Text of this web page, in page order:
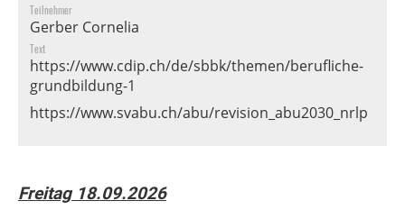
Teilnehmer
Gerber Cornelia
Text
https://www.cdip.ch/de/sbbk/themen/berufliche-
grundbildung-1
https://www.svabu.ch/abu/revision_abu2030_nrlp
Freitag 18.09.2026